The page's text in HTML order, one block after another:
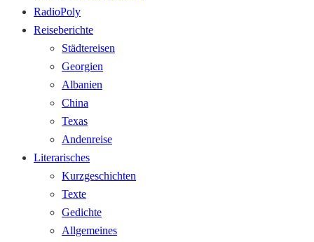
RadioPoly
Reiseberichte
Städtereisen
Georgien
Albanien
China
Texas
Andenreise
Literarisches
Kurzgeschichten
Texte
Gedichte
Allgemeines